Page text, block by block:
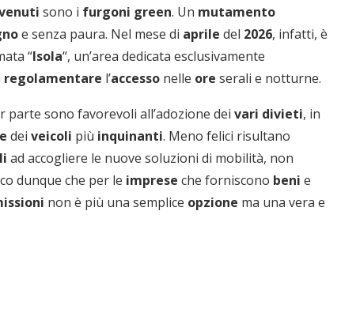
sono i furgoni green. Un mutamento
e senza paura. Nel mese di aprile del 2026, infatti, è
“Isola“, un’area dedicata esclusivamente
regolamentare l’accesso nelle ore serali e notturne.
parte sono favorevoli all’adozione dei vari divieti, in
dei veicoli più inquinanti. Meno felici risultano
ad accogliere le nuove soluzioni di mobilità, non
dunque che per le imprese che forniscono beni e
non è più una semplice opzione ma una vera e
“La Grazia” di Sorrentino
presentato da Milvia Marigliano
“Il respiro del mare”, personale
di Terry Mangiatordi